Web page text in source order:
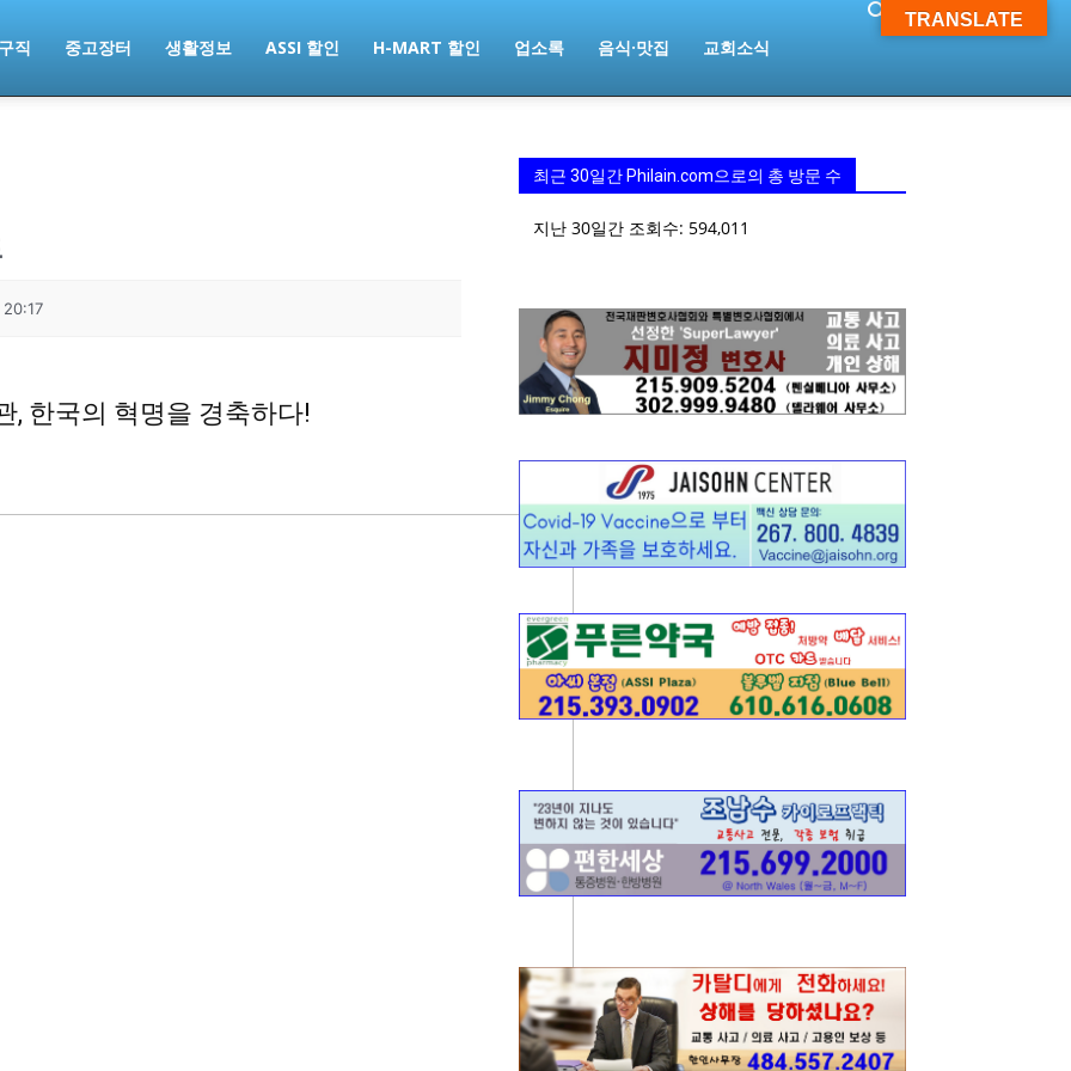
직 중고장터 생활정보 ASSI 할인 H-MART 할인 업소록 음식·맛집 교회소식
, 한국의 혁명을 경축하다!
최근 30일간 Philain.com으로의 총 방문 수
지난 30일간 조회수: 594,011
TRANSLATE